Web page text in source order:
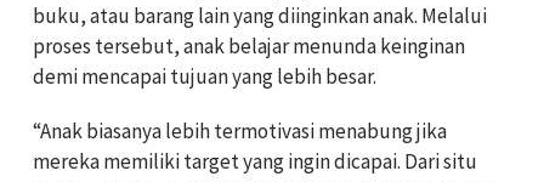
buku, atau barang lain yang diinginkan anak. Melalui
proses tersebut, anak belajar menunda keinginan
demi mencapai tujuan yang lebih besar.
“Anak biasanya lebih termotivasi menabung jika
mereka memiliki target yang ingin dicapai. Dari situ